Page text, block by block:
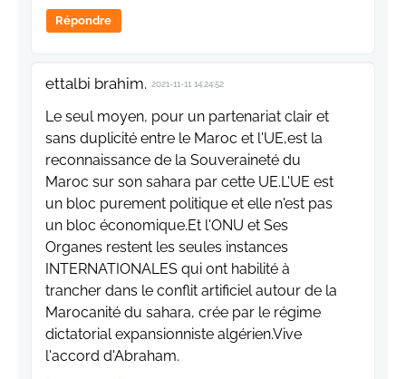
Répondre
ettalbi brahim. 2021-11-11 14:24:52
Le seul moyen, pour un partenariat clair et
sans duplicité entre le Maroc et l'UE,est la
reconnaissance de la Souveraineté du
Maroc sur son sahara par cette UE.L'UE est
un bloc purement politique et elle n'est pas
un bloc économique.Et l'ONU et Ses
Organes restent les seules instances
INTERNATIONALES qui ont habilité à
trancher dans le conflit artificiel autour de la
Marocanité du sahara, crée par le régime
dictatorial expansionniste algérien.Vive
l'accord d'Abraham.